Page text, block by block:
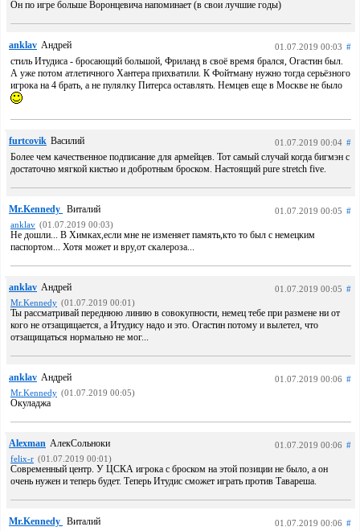
Он по игре больше Воронцевича напоминает (в свои лучшие годы)
anklav Андрей 01.07.2019 00:03 #
стиль Итудиса - бросающий большой, Фриланд в своё время брался, Огастин был.
А уже потом атлетичного Хантера прихватили. К Фойтману нужно тогда серьёзного
игрока на 4 брать, а не пулялку Питерса оставлять. Немцев еще в Москве не было
furtcovik Василий 01.07.2019 00:04 #
Более чем качественное подписание для армейцев. Тот самый случай когда бигмэн с
достаточно мягкой кистью и добротным броском. Настоящий pure stretch five.
Mr.Kennedy Виталий 01.07.2019 00:05 #
anklav (01.07.2019 00:03)
Не дошли... В Химках,если мне не изменяет память,кто то был с немецким
паспортом... Хотя может и вру,от скалероза...
anklav Андрей 01.07.2019 00:05 #
Mr.Kennedy (01.07.2019 00:01)
Ты рассматривай переднюю линию в совокупности, немец тебе при размене ни от
кого не отзащищается, а Итудису надо и это. Огастин потому и вылетел, что
отзащищаться нормально не мог...
anklav Андрей 01.07.2019 00:06 #
Mr.Kennedy (01.07.2019 00:05)
Окуладжа
Alexman АлекСольноки 01.07.2019 00:06 #
felix-r (01.07.2019 00:01)
Современный центр. У ЦСКА игрока с броском на этой позиции не было, а он
очень нужен и теперь будет. Теперь Итудис сможет играть против Тавареша.
Mr.Kennedy Виталий 01.07.2019 00:06 #